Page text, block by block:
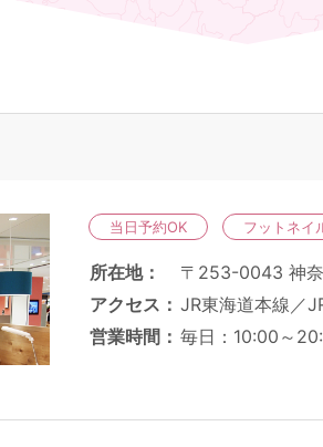
当日予約OK フットネイ
所在地
〒253-0043 神奈
アクセス
JR東海道本線／
営業時間
毎日：10:00～